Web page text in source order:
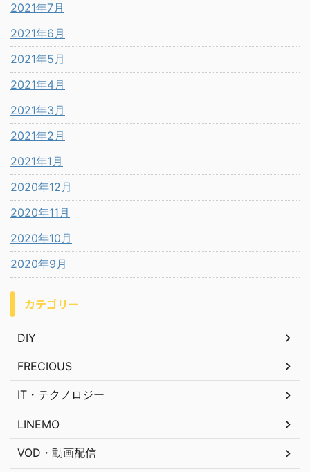
2021年7月
2021年6月
2021年5月
2021年4月
2021年3月
2021年2月
2021年1月
2020年12月
2020年11月
2020年10月
2020年9月
カテゴリー
DIY
FRECIOUS
IT・テクノロジー
LINEMO
VOD・動画配信